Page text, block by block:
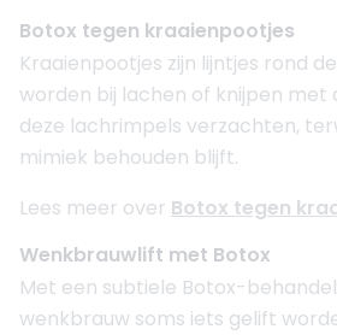
Botox tegen kraaienpootjes
Kraaienpootjes zijn lijntjes rond
worden bij lachen of knijpen met
deze lachrimpels verzachten,
mimiek behouden blijft.
Lees meer over Botox tegen
Wenkbrauwlift met Botox
Met een subtiele Botox-
wenkbrauw soms iets gelift